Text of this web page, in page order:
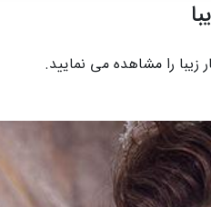
را مشاهده می نمایید.